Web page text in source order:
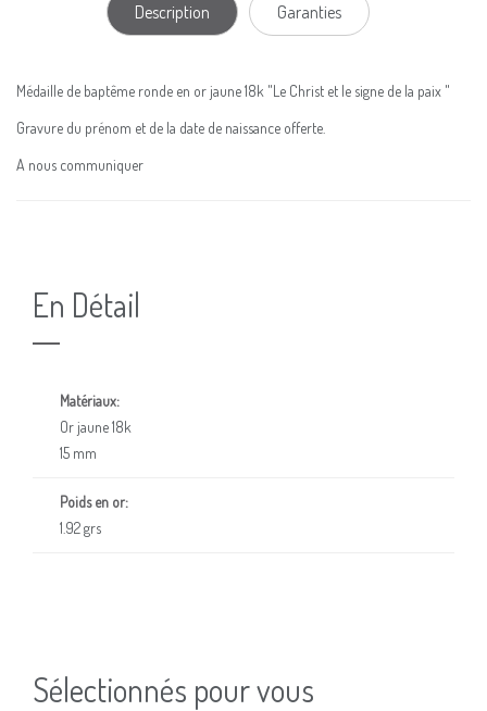
Description Garanties
Médaille de baptême ronde en or jaune 18k "Le Christ et le signe de la paix "
Gravure du prénom et de la date de naissance offerte.
A nous communiquer
En Détail
Matériaux:
Or jaune 18k
15 mm
Poids en or:
1.92 grs
Sélectionnés pour vous